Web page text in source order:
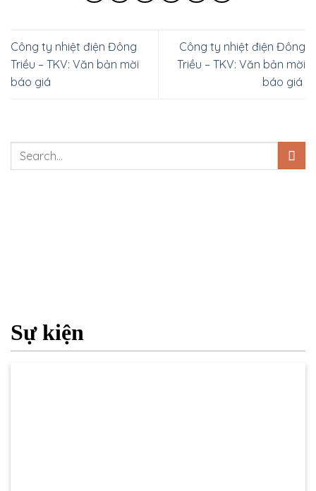
Công ty nhiệt điện Đông
Triều – TKV: Văn bản mời
báo giá
Công ty nhiệt điện Đông
Triều – TKV: Văn bản mời
báo giá
Sự kiện